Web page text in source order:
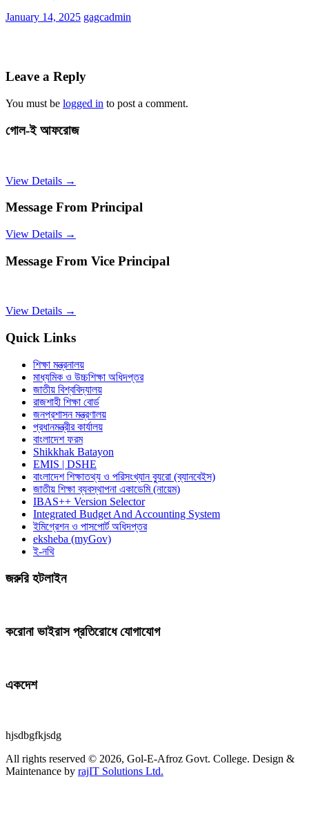
January 14, 2025 gagcadmin
Leave a Reply
You must be logged in to post a comment.
গোল-ই আফরোজ
View Details →
Message From Principal
View Details →
Message From Vice Principal
View Details →
Quick Links
শিক্ষা মন্ত্রনালয়
মাধ্যমিক ও উচ্চশিক্ষা অধিদপ্তর
জাতীয় বিশ্ববিদ্যালয়
রাজশাহী শিক্ষা বোর্ড
জনপ্রশাসন মন্ত্রণালয়
প্রধানমন্ত্রীর কার্যালয়
বাংলাদেশ ফরম
Shikkhak Batayon
EMIS | DSHE
বাংলাদেশ শিক্ষাতথ্য ও পরিসংখ্যান ব্যুরো (ব্যানবেইস)
জাতীয় শিক্ষা ব্যবস্থাপনা একাডেমি (নায়েম)
IBAS++ Version Selector
Integrated Budget And Accounting System
ইমিগ্রেশন ও পাসপোর্ট অধিদপ্তর
eksheba (myGov)
ই-নথি
জরুরি হটলাইন
করোনা ভাইরাস প্রতিরোধে যোগাযোগ
একদেশ
hjsdbgfkjsdg
All rights reserved © 2026, Gol-E-Afroz Govt. College. Design &
Maintenance by rajIT Solutions Ltd.